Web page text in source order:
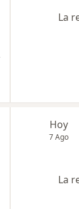
La
Hoy
7 Ago
La